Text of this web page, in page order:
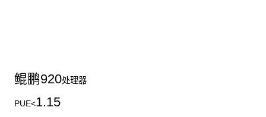
鲲鹏920处理器
PUE<1.15